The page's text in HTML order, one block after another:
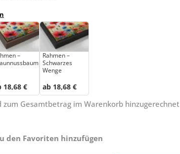
–
18,68 €
Rahmen –
Schwarzes
Wenge
ab 18,68 €
Gesamtbetrag im Warenkorb hinzugerechnet
den Favoriten hinzufügen